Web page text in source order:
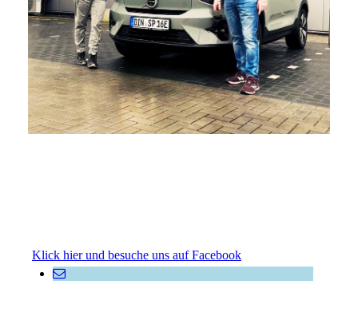
Klick hier und besuche uns auf Facebook